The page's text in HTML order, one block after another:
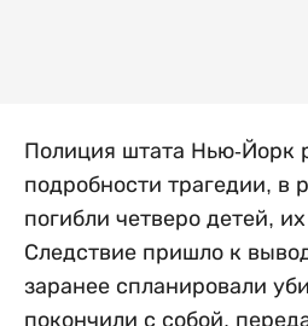
Полиция штата Нью-Йорк
подробности трагедии, в
погибли четверо детей,
Следствие пришло к
заранее спланировали
покончили с собой,